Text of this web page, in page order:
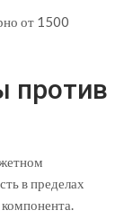
от 1500
против
в пределах